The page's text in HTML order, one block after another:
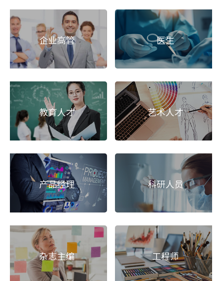
企业高管 医生
教育人才 艺术人才
产品经理 科研人员
杂志主编 工程师